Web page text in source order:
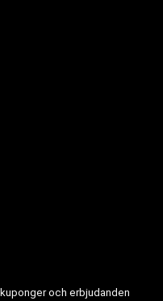
och erbjudanden